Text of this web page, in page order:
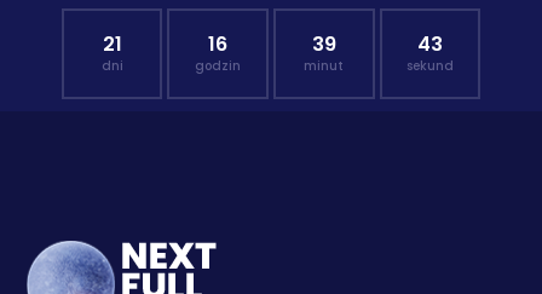
21
dni
16
godzin
39
minut
42
sekund